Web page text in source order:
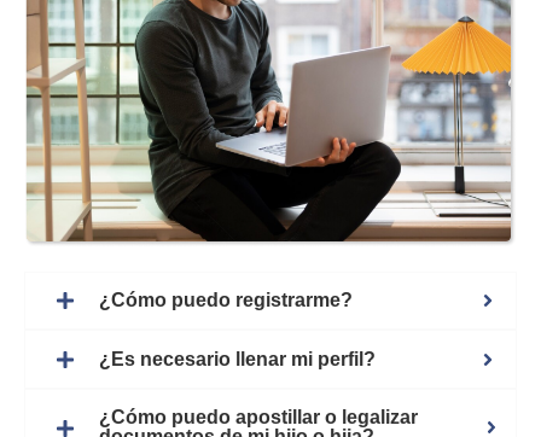
¿Cómo puedo registrarme?
¿Es necesario llenar mi perfil?
¿Cómo puedo apostillar o legalizar